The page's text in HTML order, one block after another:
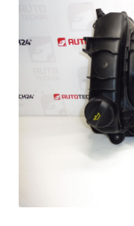
Płatności
Polityka